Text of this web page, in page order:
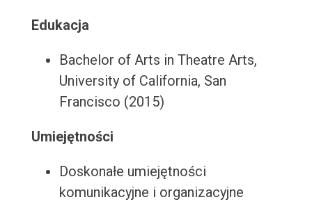
Edukacja
Bachelor of Arts in Theatre Arts,
University of California, San
Francisco (2015)
Umiejętności
Doskonałe umiejętności
komunikacyjne i organizacyjne